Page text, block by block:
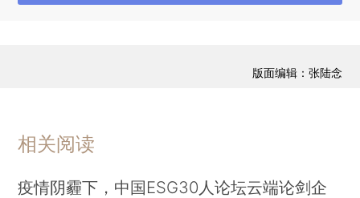
此外，近年来设立衡量社会可持续发展和人类福利的指标，以推
水平的主要指标。根据世界银行数据，2017年我国获得安全管理
的97.75%相比存在一定差距。
版面编辑：张陆念
相关阅读
疫情阴霾下，中国ESG30人论坛云端论剑企